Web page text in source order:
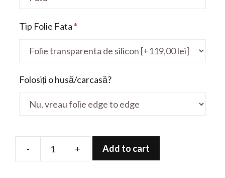
Tip Folie Fata *
Folosiți o husă/carcasă?
-
Folie
+ Add to cart